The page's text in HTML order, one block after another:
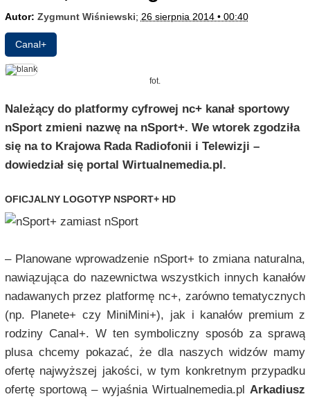
Autor: Zygmunt Wiśniewski; 26 sierpnia 2014 • 00:40
Canal+
fot.
Należący do platformy cyfrowej nc+ kanał sportowy
nSport zmieni nazwę na nSport+. We wtorek zgodziła
się na to Krajowa Rada Radiofonii i Telewizji –
dowiedział się portal Wirtualnemedia.pl.
OFICJALNY LOGOTYP NSPORT+ HD
– Planowane wprowadzenie nSport+ to zmiana naturalna,
nawiązująca do nazewnictwa wszystkich innych kanałów
nadawanych przez platformę nc+, zarówno tematycznych
(np. Planete+ czy MiniMini+), jak i kanałów premium z
rodziny Canal+. W ten symboliczny sposób za sprawą
plusa chcemy pokazać, że dla naszych widzów mamy
ofertę najwyższej jakości, w tym konkretnym przypadku
ofertę sportową – wyjaśnia Wirtualnemedia.plArkadiusz